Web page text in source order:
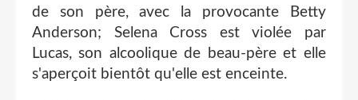
de son père, avec la provocante Betty
Anderson; Selena Cross est violée par
Lucas, son alcoolique de beau-père et elle
s'aperçoit bientôt qu'elle est enceinte.